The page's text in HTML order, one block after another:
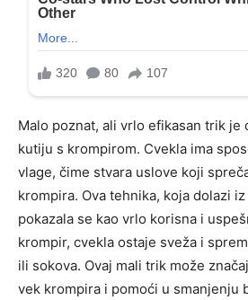
Malo poznat, ali vrlo efikasan trik je
kutiju s krompirom. Cvekla ima
vlage, čime stvara uslove koji
krompira. Ova tehnika, koja dolazi
pokazala se kao vrlo korisna i
krompir, cvekla ostaje sveža i
ili sokova. Ovaj mali trik može
vek krompira i pomoći u smanjenju